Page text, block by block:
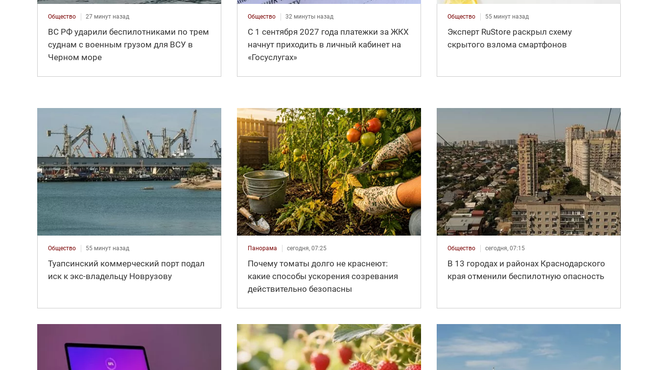
Общество 27 минут назад
ВС РФ ударили беспилотниками по трем
суднам с военным грузом для ВСУ в
Черном море
Общество 32 минуты назад
С 1 сентября 2027 года платежки за ЖКХ
начнут приходить в личный кабинет на
«Госуслугах»
Общество 55 минут назад
Эксперт RuStore раскрыл схему
скрытого взлома смартфонов
Общество 55 минут назад
Туапсинский коммерческий порт подал
иск к экс-владельцу Новрузову
Панорама сегодня, 07:25
Почему томаты долго не краснеют:
какие способы ускорения созревания
действительно безопасны
Общество сегодня, 07:15
В 13 городах и районах Краснодарского
края отменили беспилотную опасность